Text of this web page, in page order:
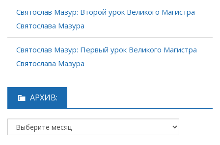
Святослав Мазур: Второй урок Великого Магистра
Святослава Мазура
Святослав Мазур: Первый урок Великого Магистра
Святослава Мазура
АРХИВ: